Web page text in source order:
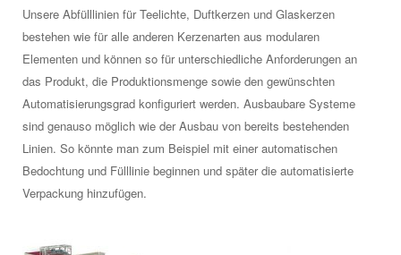
Unsere Abfülllinien für Teelichte, Duftkerzen und Glaskerzen
bestehen wie für alle anderen Kerzenarten aus modularen
Elementen und können so für unterschiedliche Anforderungen an
das Produkt, die Produktionsmenge sowie den gewünschten
Automatisierungsgrad konfiguriert werden. Ausbaubare Systeme
sind genauso möglich wie der Ausbau von bereits bestehenden
Linien. So könnte man zum Beispiel mit einer automatischen
Bedochtung und Fülllinie beginnen und später die automatisierte
Verpackung hinzufügen.